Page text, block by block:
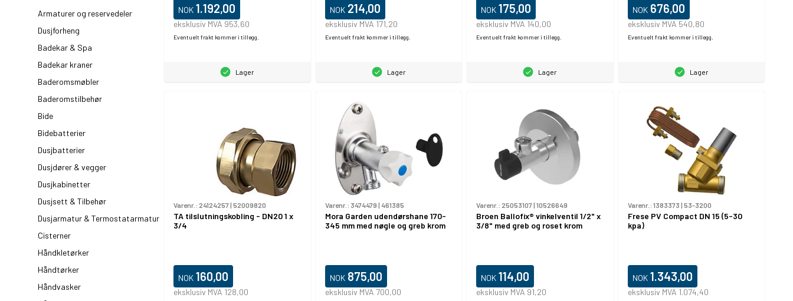
Armaturer og reservedeler
Dusjforheng
Badekar & Spa
Badekar kraner
Baderomsmøbler
Baderomstilbehør
Bide
Bidebatterier
Dusjbatterier
Dusjdører & vegger
Dusjkabinetter
Dusjsett & Tilbehør
Dusjarmatur & Termostatarmatur
Cisterner
Håndkletørker
Håndtørker
Håndvasker
NOK 1.192,00
eksklusiv MVA 953,60
Eventuelt frakt kommer i tillegg.
Lager
NOK 214,00
eksklusiv MVA 171,20
Eventuelt frakt kommer i tillegg.
Lager
NOK 175,00
eksklusiv MVA 140,00
Eventuelt frakt kommer i tillegg.
Lager
NOK 676,00
eksklusiv MVA 540,80
Eventuelt frakt kommer i tillegg.
Lager
Varenr.: 24124257| 52009820
TA tilslutningskobling - DN20 1 x
3/4
NOK 160,00
eksklusiv MVA 128,00
Varenr.: 3474479 | 461385
Mora Garden udendørshane 170-
345 mm med nøgle og greb krom
NOK 875,00
eksklusiv MVA 700,00
Varenr.: 25053107| 10526649
Broen Ballofix® vinkelventil 1/2" x
3/8" med greb og roset krom
NOK 114,00
eksklusiv MVA 91,20
Varenr.: 1383373 | 53-3200
Frese PV Compact DN 15 (5-30
kpa)
NOK 1.343,00
eksklusiv MVA 1.074,40